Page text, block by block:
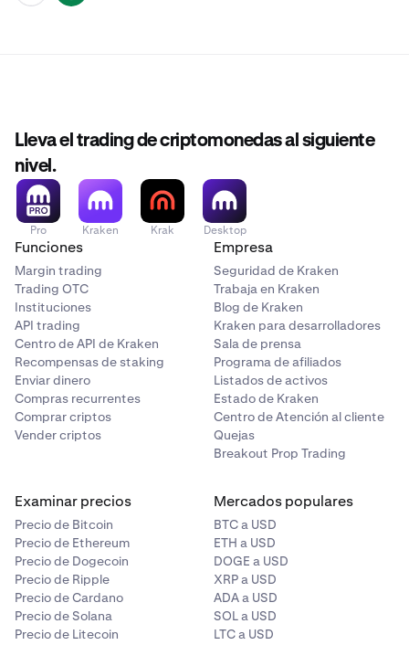
Lleva el trading de criptomonedas al siguiente
nivel.
Pro Kraken Krak Desktop
Funciones
Margin trading
Trading OTC
Instituciones
API trading
Centro de API de Kraken
Recompensas de staking
Enviar dinero
Compras recurrentes
Comprar criptos
Vender criptos
Empresa
Seguridad de Kraken
Trabaja en Kraken
Blog de Kraken
Kraken para desarrolladores
Sala de prensa
Programa de afiliados
Listados de activos
Estado de Kraken
Centro de Atención al cliente
Quejas
Breakout Prop Trading
Examinar precios
Precio de Bitcoin
Precio de Ethereum
Precio de Dogecoin
Precio de Ripple
Precio de Cardano
Precio de Solana
Precio de Litecoin
Mercados populares
BTC a USD
ETH a USD
DOGE a USD
XRP a USD
ADA a USD
SOL a USD
LTC a USD